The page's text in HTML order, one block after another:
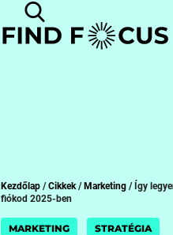
Kezdőlap /Cikkek/ Marketing / Így
fiókod 2025-ben
MARKETING STRATÉGIA